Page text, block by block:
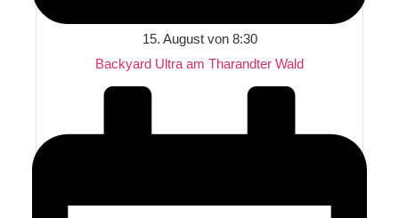
15. August von 8:30
Backyard Ultra am Tharandter Wald